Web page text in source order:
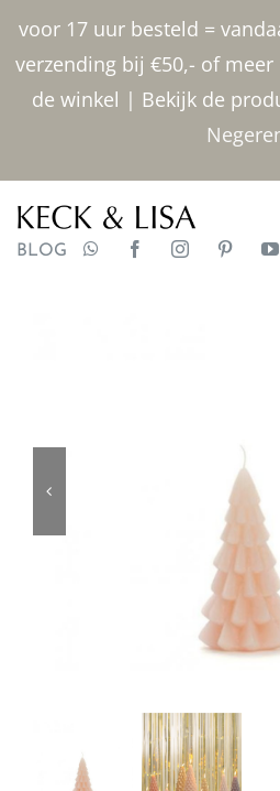
voor 17 uur besteld =
verzending bij €50,- of
de winkel | Bekijk de
inhoud
BLOG